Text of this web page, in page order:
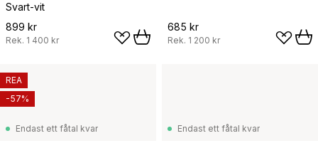
Svart-vit
899 kr
Rek. 1 400 kr
685 kr
Rek. 1 200 kr
Endast ett fåtal kvar
REA
-57%
Endast ett fåtal kvar